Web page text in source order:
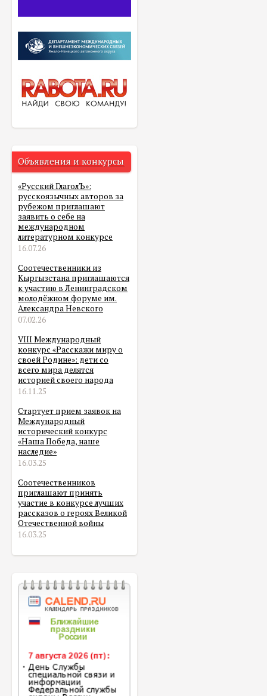
Объявления и конкурсы
«Русский ГлаголЪ»:
русскоязычных авторов за
рубежом приглашают
заявить о себе на
международном
литературном конкурсе
16.07.26
Соотечественники из
Кыргызстана приглашаются
к участию в Ленинградском
молодёжном форуме им.
Александра Невского
07.02.26
VIII Международный
конкурс «Расскажи миру о
своей Родине»: дети со
всего мира делятся
историей своего народа
16.11.25
Стартует прием заявок на
Международный
исторический конкурс
«Наша Победа, наше
наследие»
16.03.25
Соотечественников
приглашают принять
участие в конкурсе лучших
рассказов о героях Великой
Отечественной войны
16.03.25